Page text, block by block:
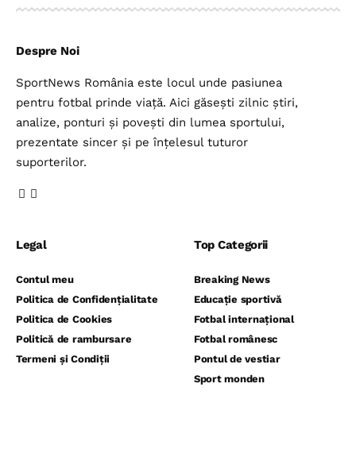
Despre Noi
SportNews România este locul unde pasiunea
pentru fotbal prinde viață. Aici găsești zilnic știri,
analize, ponturi și povești din lumea sportului,
prezentate sincer și pe înțelesul tuturor
suporterilor.
Legal
Contul meu
Politica de Confidențialitate
Politica de Cookies
Politică de rambursare
Termeni și Condiții
Top Categorii
Breaking News
Educație sportivă
Fotbal internațional
Fotbal românesc
Pontul de vestiar
Sport monden